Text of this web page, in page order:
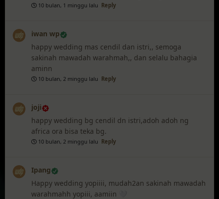
10 bulan, 1 minggu lalu Reply
iwan wp
happy wedding mas cendil dan istri,, semoga
sakinah mawadah warahmah,, dan selalu bahagia
aminn
10 bulan, 2 minggu lalu Reply
joji
happy wedding bg cendil dn istri,adoh adoh ng
africa ora bisa teka bg.
10 bulan, 2 minggu lalu Reply
Ipang
Happy wedding yopiiii, mudah2an sakinah mawadah
warahmahh yopiii, aamiin 🤍